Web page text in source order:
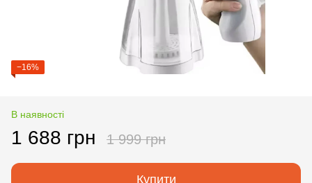
−16%
В наявності
1 688 грн 1 999 грн
Купити